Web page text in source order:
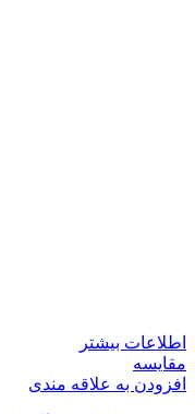
اطلاعات بیشتر
مقایسه
افزودن به علاقه مندی